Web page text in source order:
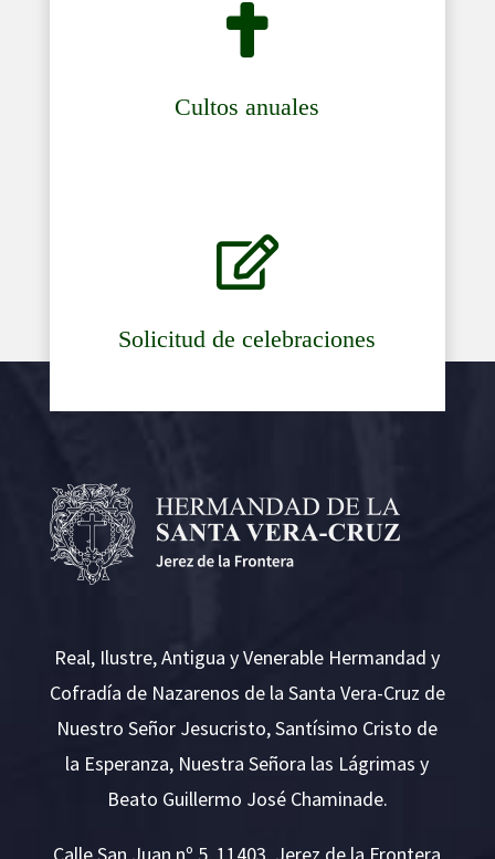

Cultos anuales

Solicitud de celebraciones
Real, Ilustre, Antigua y Venerable Hermandad y
Cofradía de Nazarenos de la Santa Vera-Cruz de
Nuestro Señor Jesucristo, Santísimo Cristo de
la Esperanza, Nuestra Señora las Lágrimas y
Beato Guillermo José Chaminade.
Calle San Juan nº 5, 11403. Jerez de la Frontera